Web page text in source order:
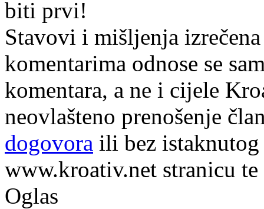
biti prvi!
Stavovi i mišljenja
komentarima odnose se
komentara, a ne i cijele
neovlašteno prenošenje
dogovora ili bez
www.kroativ.net stranicu te
Oglas